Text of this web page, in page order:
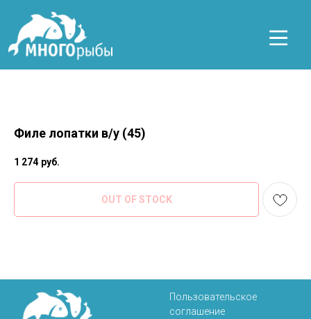
Филе лопатки в/у (45)
1 274 руб.
OUT OF STOCK
Пользовательское
соглашение